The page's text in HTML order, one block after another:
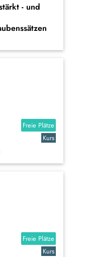
- und
Freie Plätze
Kurs
Freie Plätze
Kurs